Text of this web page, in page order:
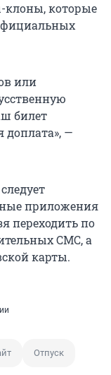
которые
или
билет
доплата», —
приложения
переходить по
СМС, а
карты.
Отпуск